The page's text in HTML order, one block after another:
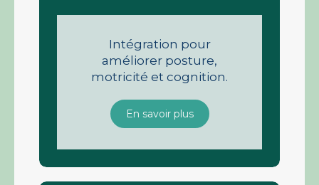
Intégration pour
améliorer posture,
motricité et cognition.
En savoir plus